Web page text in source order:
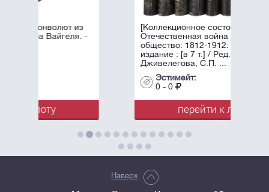
[Коллекционное состояние].
Отечественная война и русское
общество: 1812-1912: Юбилейное
издание : [в 7 т.] / Ред. А.К.
Дживелегова, С.П. ...
перейти к лоту
Наверх